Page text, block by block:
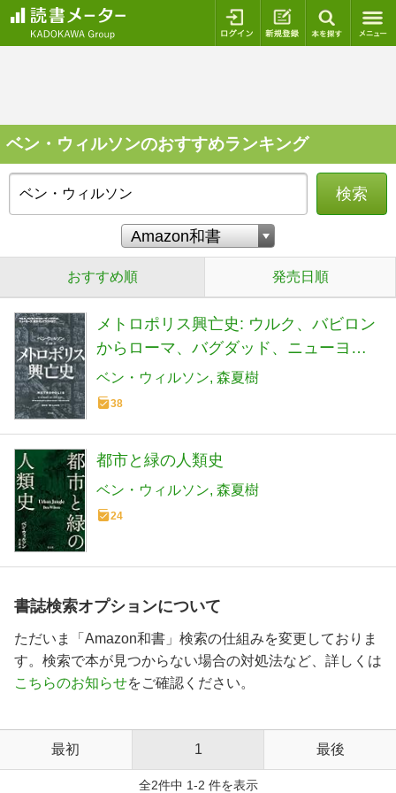
ログイン 新規登録
ベン・ウィルソンのおすすめランキング
検索
おすすめ順 発売日順
メトロポリス興亡史: ウルク、バビロン
からローマ、バグダッド、ニューヨー
ク、東京、そしてラゴスまで
ベン・ウィルソン 森夏樹
38
都市と緑の人類史
ベン・ウィルソン 森夏樹
24
書誌検索オプションについて
ただいま「Amazon和書」検索の仕組みを変更しておりま
す。検索で本が見つからない場合の対処法など、詳しくは
こちらのお知らせをご確認ください。
最初 1 最後
全2件中 1-2 件を表示